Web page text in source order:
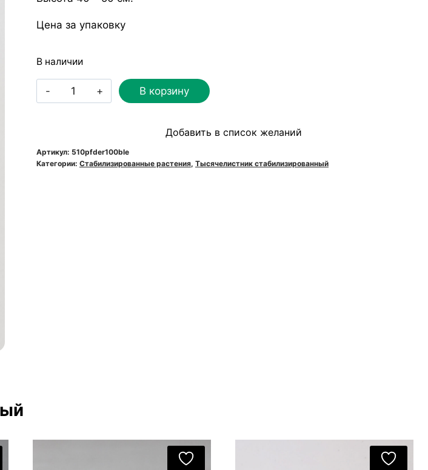
Цена за упаковку
В наличии
Количество
товара
выбеленный
В корзину
Добавить в список желаний
Артикул: 510pfder100ble
Категории: Стабилизированные растения, Тысячелистник стабилизированный